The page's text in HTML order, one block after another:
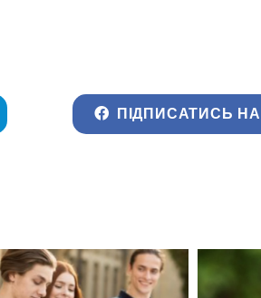
ПІДПИСАТИСЬ НА